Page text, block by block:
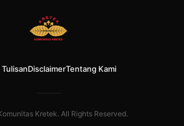
TulisanDisclaimerTentang Kami
Kretek. All Rights Reserved.